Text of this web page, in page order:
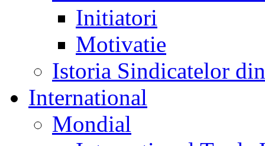
Initiatori
Motivatie
Istoria Sindicatelor
International
Mondial